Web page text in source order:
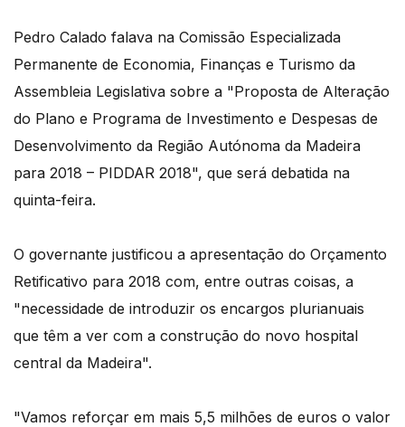
Pedro Calado falava na Comissão Especializada
Permanente de Economia, Finanças e Turismo da
Assembleia Legislativa sobre a "Proposta de Alteração
do Plano e Programa de Investimento e Despesas de
Desenvolvimento da Região Autónoma da Madeira
para 2018 – PIDDAR 2018", que será debatida na
quinta-feira.
O governante justificou a apresentação do Orçamento
Retificativo para 2018 com, entre outras coisas, a
"necessidade de introduzir os encargos plurianuais
que têm a ver com a construção do novo hospital
central da Madeira".
"Vamos reforçar em mais 5,5 milhões de euros o valor